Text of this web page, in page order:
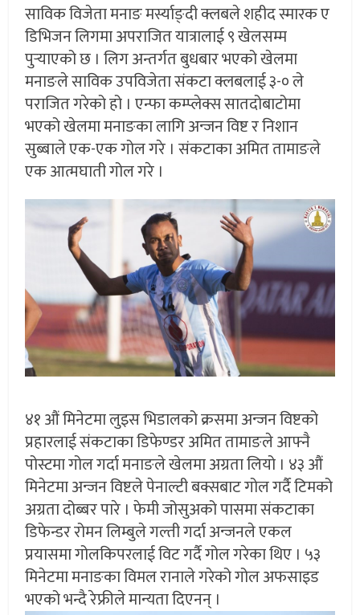
साविक विजेता मनाङ मर्स्याङ्दी क्लबले शहीद स्मारक ए
डिभिजन लिगमा अपराजित यात्रालाई ९ खेलसम्म
पुर्‍याएको छ । लिग अन्तर्गत बुधबार भएको खेलमा
मनाङले साविक उपविजेता संकटा क्लबलाई ३-० ले
पराजित गरेको हो । एन्फा कम्प्लेक्स सातदोबाटोमा
भएको खेलमा मनाङका लागि अन्जन विष्ट र निशान
सुब्बाले एक-एक गोल गरे । संकटाका अमित तामाङले
एक आत्मघाती गोल गरे ।
४१ औं मिनेटमा लुइस भिडालको क्रसमा अन्जन विष्टको
प्रहारलाई संकटाका डिफेण्डर अमित तामाङले आफ्नै
पोस्टमा गोल गर्दा मनाङले खेलमा अग्रता लियो । ४३ औं
मिनेटमा अन्जन विष्टले पेनाल्टी बक्सबाट गोल गर्दै टिमको
अग्रता दोब्बर पारे । फेमी जोसुअको पासमा संकटाका
डिफेन्डर रोमन लिम्बुले गल्ती गर्दा अन्जनले एकल
प्रयासमा गोलकिपरलाई विट गर्दै गोल गरेका थिए । ५३
मिनेटमा मनाङका विमल रानाले गरेको गोल अफसाइड
भएको भन्दै रेफ्रीले मान्यता दिएनन् ।